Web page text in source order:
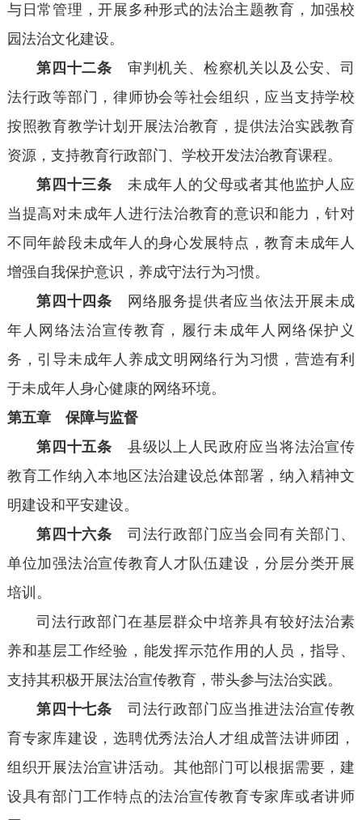
与日常管理，开展多种形式的法治主题教育，加强校
园法治文化建设。
第四十二条 审判机关、检察机关以及公安、司
法行政等部门，律师协会等社会组织，应当支持学校
按照教育教学计划开展法治教育，提供法治实践教育
资源，支持教育行政部门、学校开发法治教育课程。
第四十三条 未成年人的父母或者其他监护人应
当提高对未成年人进行法治教育的意识和能力，针对
不同年龄段未成年人的身心发展特点，教育未成年人
增强自我保护意识，养成守法行为习惯。
第四十四条 网络服务提供者应当依法开展未成
年人网络法治宣传教育，履行未成年人网络保护义
务，引导未成年人养成文明网络行为习惯，营造有利
于未成年人身心健康的网络环境。
第五章 保障与监督
第四十五条 县级以上人民政府应当将法治宣传
教育工作纳入本地区法治建设总体部署，纳入精神文
明建设和平安建设。
第四十六条 司法行政部门应当会同有关部门、
单位加强法治宣传教育人才队伍建设，分层分类开展
培训。
司法行政部门在基层群众中培养具有较好法治素
养和基层工作经验，能发挥示范作用的人员，指导、
支持其积极开展法治宣传教育，带头参与法治实践。
第四十七条 司法行政部门应当推进法治宣传教
育专家库建设，选聘优秀法治人才组成普法讲师团，
组织开展法治宣讲活动。其他部门可以根据需要，建
设具有部门工作特点的法治宣传教育专家库或者讲师